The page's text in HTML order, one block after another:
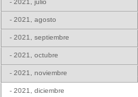
- 2021, julio
- 2021, agosto
- 2021, septiembre
- 2021, octubre
- 2021, noviembre
- 2021, diciembre